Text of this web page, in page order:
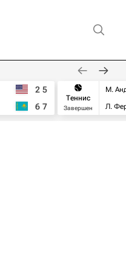
2 5
6 7
Теннис
Завершен
М.
Л.